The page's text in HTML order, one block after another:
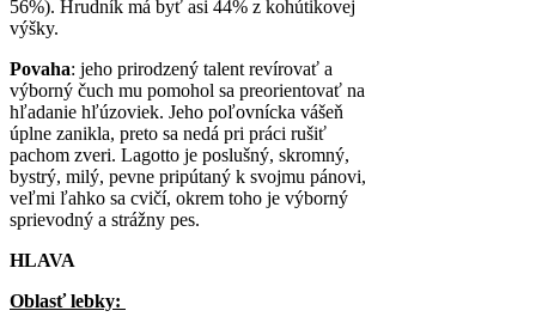
56%). Hrudník má byť asi 44% z kohútikovej
výšky.
Povaha: jeho prirodzený talent revírovať a
výborný čuch mu pomohol sa preorientovať na
hľadanie hľúzoviek. Jeho poľovnícka vášeň
úplne zanikla, preto sa nedá pri práci rušiť
pachom zveri. Lagotto je poslušný, skromný,
bystrý, milý, pevne pripútaný k svojmu pánovi,
veľmi ľahko sa cvičí, okrem toho je výborný
sprievodný a strážny pes.
HLAVA
Oblasť lebky: